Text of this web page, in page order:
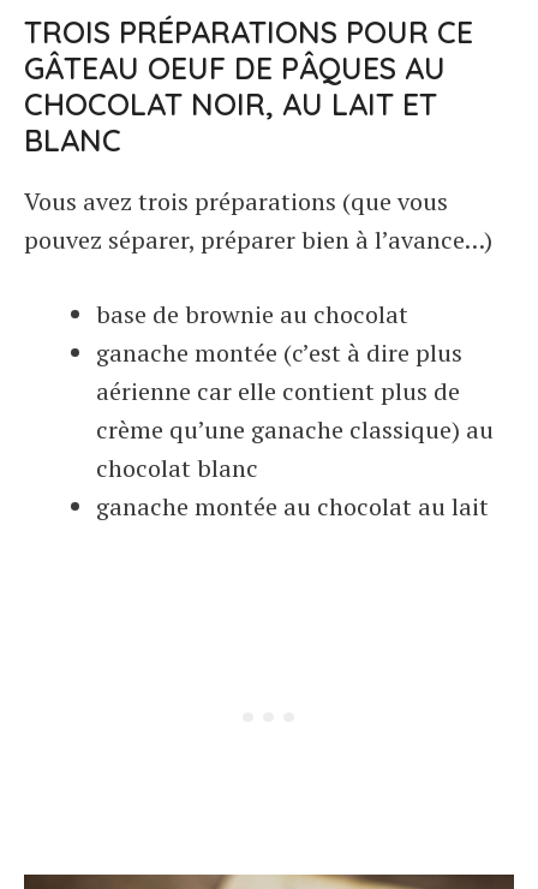
TROIS PRÉPARATIONS POUR CE
GÂTEAU OEUF DE PÂQUES AU
CHOCOLAT NOIR, AU LAIT ET
BLANC
Vous avez trois préparations (que vous
pouvez séparer, préparer bien à l’avance…)
base de brownie au chocolat
ganache montée (c’est à dire plus
aérienne car elle contient plus de
crème qu’une ganache classique) au
chocolat blanc
ganache montée au chocolat au lait